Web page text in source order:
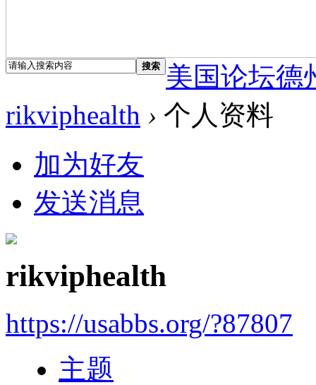
搜索
美国论坛德
rikviphealth › 个人资料
加为好友
发送消息
rikviphealth
https://usabbs.org/?87807
主题